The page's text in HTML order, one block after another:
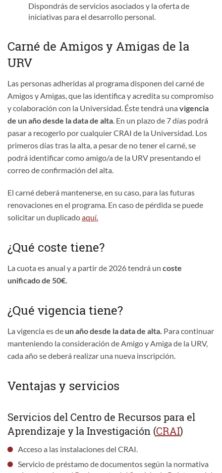
Dispondrás de servicios asociados y la oferta de
iniciativas para el desarrollo personal.
Carné de Amigos y Amigas de la
URV
Las personas adheridas al programa disponen del carné de
Amigos y Amigas, que las identifica y acredita su compromiso
y colaboración con la Universidad. Éste tendrá una vigencia
de un año desde la data de alta . En un plazo de 7 días podrá
pasar a recogerlo por cualquier CRAI de la Universidad. Los
primeros días tras la alta, a pesar de no tener el carné, se
podrá identificar como amigo/a de la URV presentando el
correo de confirmación del alta.
El carné deberá mantenerse, en su caso, para las futuras
renovaciones en el programa. En caso de pérdida se puede
solicitar un duplicadoaquí.
¿Qué coste tiene?
La cuota es anual y a partir de 2026 tendrá un coste
unificado de 50€.
¿Qué vigencia tiene?
La vigencia es de un año desde la data de alta. Para continuar
manteniendo la consideración de Amigo y Amiga de la URV,
cada año se deberá realizar una nueva inscripción.
Ventajas y servicios
Servicios del Centro de Recursos para el
Aprendizaje y la Investigación (CRAI)
Acceso a las instalaciones del CRAI.
Servicio de préstamo de documentos según la normativa